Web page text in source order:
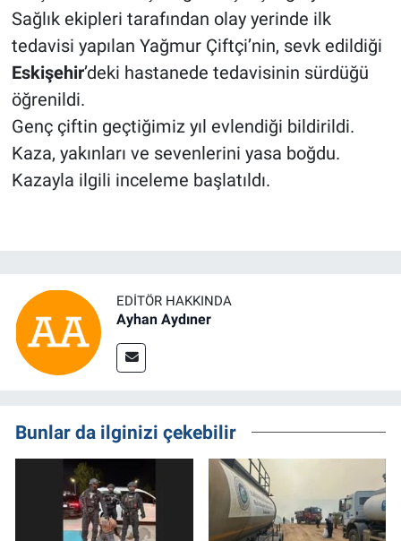
Sağlık ekipleri tarafından olay yerinde ilk
tedavisi yapılan Yağmur Çiftçi’nin, sevk edildiği
Eskişehir’deki hastanede tedavisinin sürdüğü
öğrenildi.
Genç çiftin geçtiğimiz yıl evlendiği bildirildi.
Kaza, yakınları ve sevenlerini yasa boğdu.
Kazayla ilgili inceleme başlatıldı.
EDITÖR HAKKINDA
Ayhan Aydıner
Bunlar da ilginizi çekebilir